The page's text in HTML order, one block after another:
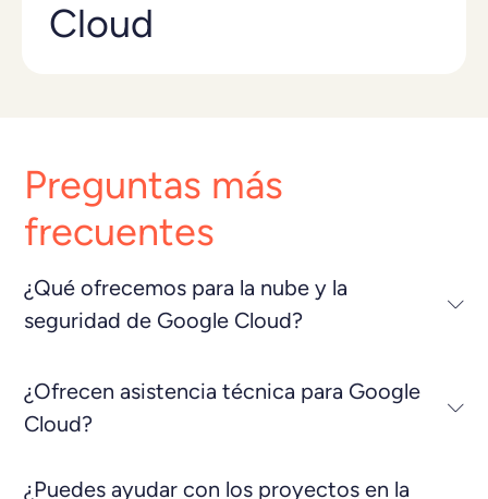
Cloud
Preguntas más
frecuentes
¿Qué ofrecemos para la nube y la
seguridad de Google Cloud?
¿Ofrecen asistencia técnica para Google
Cloud?
¿Puedes ayudar con los proyectos en la